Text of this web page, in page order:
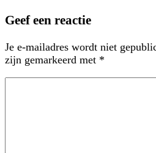
Geef een reactie
Je e-mailadres wordt niet
zijn gemarkeerd met *